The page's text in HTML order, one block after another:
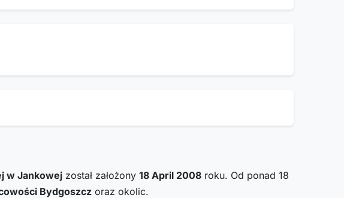
w Jankowej został założony 18 April 2008 roku. Od ponad 18
Bydgoszcz oraz okolic.